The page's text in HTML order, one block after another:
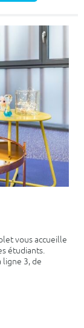
vous accueille
étudiants.
ligne 3, de